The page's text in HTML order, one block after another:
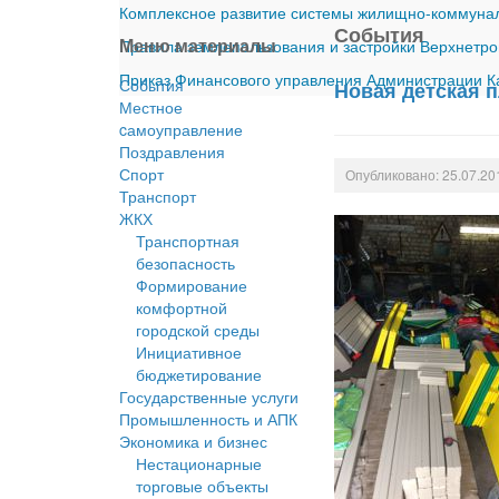
Комплексное развитие системы жилищно-
Правила землепользования и застройки
Приказ Финансового управления Администрации
Меню материалы
События
Местное
cамоуправление
Поздравления
Спорт
Транспорт
ЖКХ
Транспортная
безопасность
Формирование
комфортной
городской среды
Инициативное
бюджетирование
Государственные услуги
Промышленность и АПК
Экономика и бизнес
Нестационарные
торговые объекты
События
Новая детская
Опубликовано: